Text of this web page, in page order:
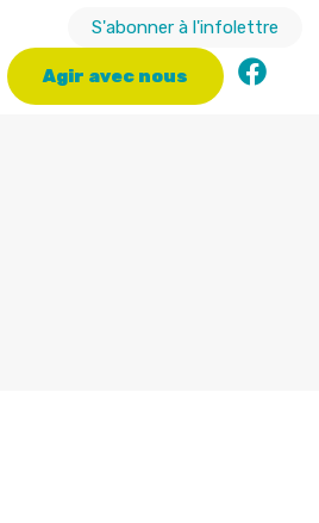
S'abonner à l'infolettre
Agir avec nous